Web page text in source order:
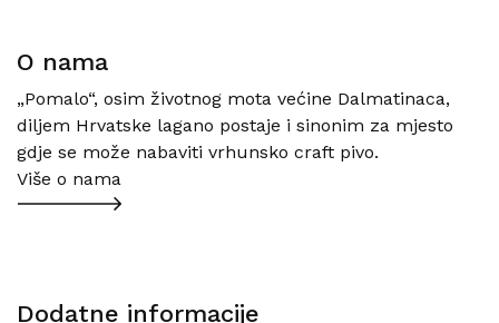
O nama
„Pomalo“, osim životnog mota većine Dalmatinaca,
diljem Hrvatske lagano postaje i sinonim za mjesto
gdje se može nabaviti vrhunsko craft pivo.
Više o nama
Dodatne informacije